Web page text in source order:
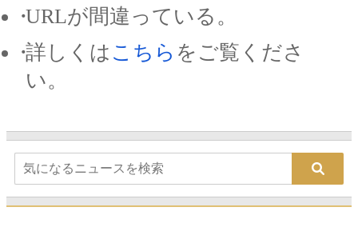
URLが間違っている。
詳しくは こちら をご覧くださ
い。